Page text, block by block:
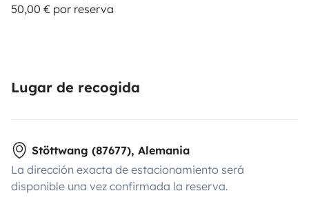
50,00 € por reserva
Lugar de recogida
Stöttwang (87677), Alemania
La dirección exacta de estacionamiento será
disponible una vez confirmada la reserva.